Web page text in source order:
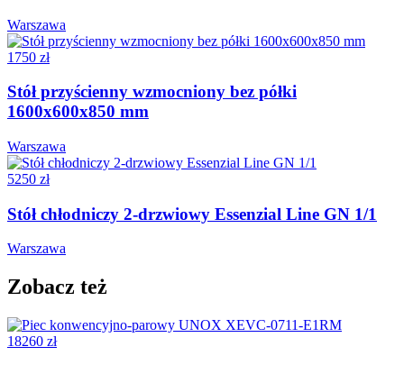
Warszawa
1750 zł
Stół przyścienny wzmocniony bez półki
1600x600x850 mm
Warszawa
5250 zł
Stół chłodniczy 2-drzwiowy Essenzial Line GN 1/1
Warszawa
Zobacz też
18260 zł